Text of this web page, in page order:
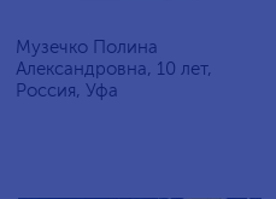
Музечко Полина
Александровна, 10 лет,
Россия, Уфа